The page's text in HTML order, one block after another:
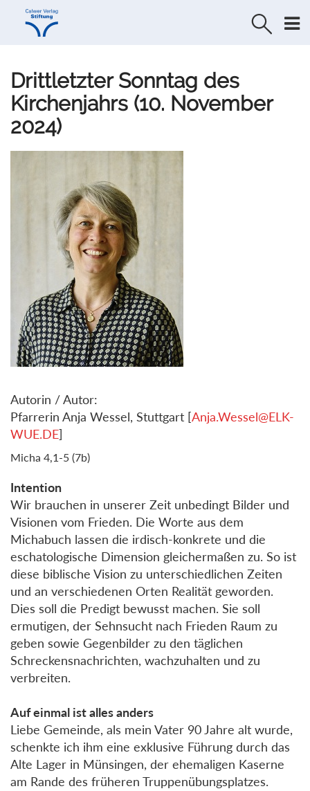
Direkt
Direkt
Drittletzter Sonntag des
Kirchenjahrs (10. November
2024)
Autorin / Autor:
Pfarrerin Anja Wessel, Stuttgart [Anja.Wessel@ELK-
WUE.DE]
Micha 4,1-5 (7b)
Intention
Wir brauchen in unserer Zeit unbedingt Bilder und
Visionen vom Frieden. Die Worte aus dem
Michabuch lassen die irdisch-konkrete und die
eschatologische Dimension gleichermaßen zu. So ist
diese biblische Vision zu unterschiedlichen Zeiten
und an verschiedenen Orten Realität geworden.
Dies soll die Predigt bewusst machen. Sie soll
ermutigen, der Sehnsucht nach Frieden Raum zu
geben sowie Gegenbilder zu den täglichen
Schreckensnachrichten, wachzuhalten und zu
verbreiten.
Auf einmal ist alles anders
Liebe Gemeinde, als mein Vater 90 Jahre alt wurde,
schenkte ich ihm eine exklusive Führung durch das
Alte Lager in Münsingen, der ehemaligen Kaserne
am Rande des früheren Truppenübungsplatzes.